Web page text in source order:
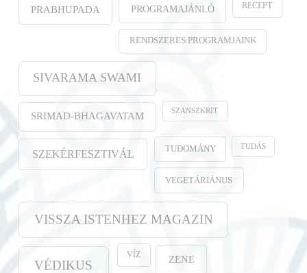
PRABHUPADA PROGRAMAJÁNLÓ RECEPT
RENDSZERES PROGRAMJAINK
SIVARAMA SWAMI
SRIMAD-BHAGAVATAM SZANSZKRIT
SZEKÉRFESZTIVÁL TUDOMÁNY TUDÁS
VEGETÁRIÁNUS
VISSZA ISTENHEZ MAGAZIN
VÉDIKUS
VÍZ ZENE